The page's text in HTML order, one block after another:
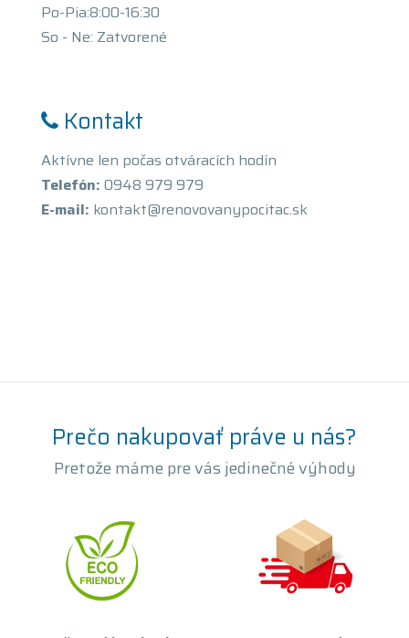
Po-Pia:8:00-16:30
So - Ne: Zatvorené
Kontakt
Aktívne len počas otváracích hodín
Telefón: 0948 979 979
E-mail: kontakt@renovovanypocitac.sk
Prečo nakupovať práve u nás?
Pretože máme pre vás jedinečné výhody